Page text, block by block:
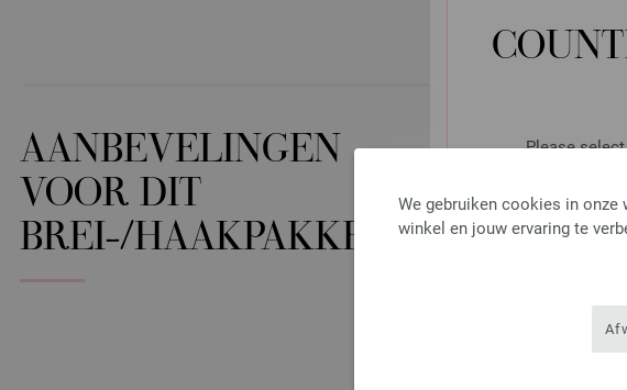
Please
We gebruiken cookies in
winkel en jouw ervaring te
AANBEVELINGEN
VOOR DIT
BREI-/HAAKPAKKET